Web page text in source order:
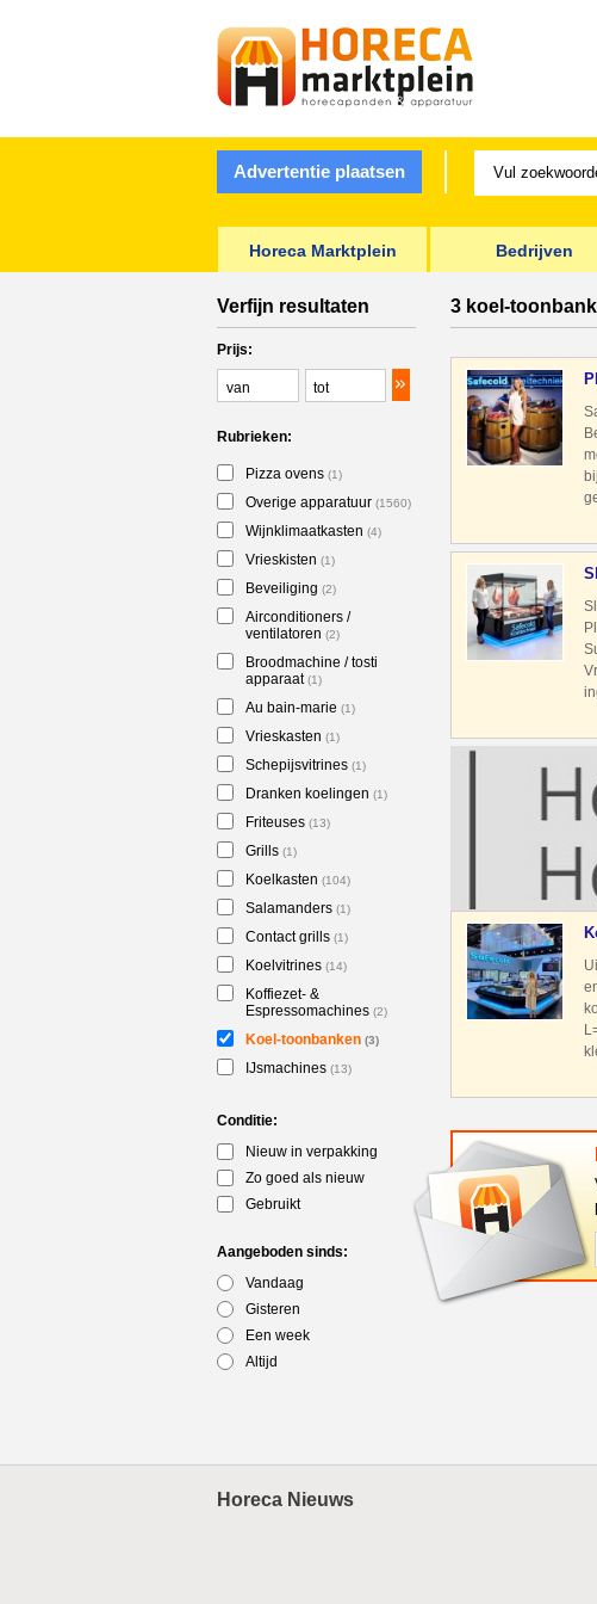
Advertentie plaatsen
Horeca Marktplein Bedrijven
Verfijn resultaten
Prijs:
Rubrieken:
Pizza ovens (1)
Overige apparatuur (1560)
Wijnklimaatkasten (4)
Vrieskisten (1)
Beveiliging (2)
Airconditioners /
ventilatoren (2)
Broodmachine / tosti
apparaat(1)
Au bain-marie (1)
Vrieskasten (1)
Schepijsvitrines (1)
Dranken koelingen (1)
Friteuses (13)
Grills (1)
Koelkasten (104)
Salamanders (1)
Contact grills (1)
Koelvitrines (14)
Koffiezet- &
Espressomachines (2)
Koel-toonbanken (3)
IJsmachines (13)
Conditie:
Nieuw in verpakking
Zo goed als nieuw
Gebruikt
Aangeboden sinds:
Vandaag
Gisteren
Een week
Altijd
3 koel-
Horeca Nieuws